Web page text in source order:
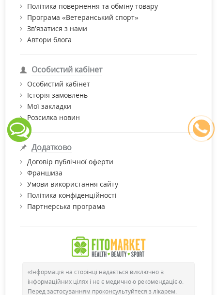
Політика повернення та обміну товару
Програма «Ветеранський спорт»
Зв’язатися з нами
Автори блога
Особистий кабінет
Особистий кабінет
Історія замовлень
Мої закладки
Розсилка новин
Додатково
Договір публічної оферти
Франшиза
Умови використання сайту
Політика конфіденційності
Партнерська програма
«Інформація на сторінці надається виключно в
інформаційних цілях і не є медичною рекомендацією.
Перед застосуванням проконсультуйтеся з лікарем.